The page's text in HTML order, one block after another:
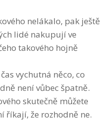
nelákalo, pak ještě
lidé nakupují ve
takového hojně
vychutná něco, co
není vůbec špatně.
skutečně můžete
říkají, že rozhodně ne.